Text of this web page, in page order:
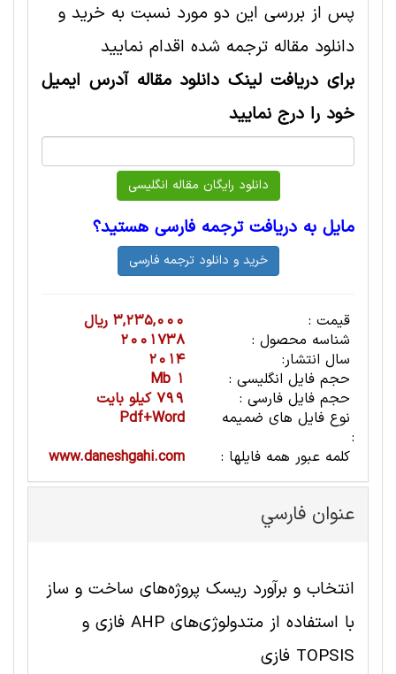
پس از بررسی این دو مورد نسبت به خرید و
دانلود مقاله ترجمه شده اقدام نمایید
برای دریافت لینک دانلود مقاله آدرس ایمیل
خود را درج نمایید
مایل به دریافت ترجمه فارسی هستید؟
قیمت :
3,235,000 ریال
شناسه محصول :
2001738
سال انتشار:
2014
حجم فایل انگلیسی :
1 Mb
حجم فایل فارسی :
799 کیلو بایت
نوع فایل های ضمیمه
:
Pdf+Word
کلمه عبور همه فایلها :
www.daneshgahi.com
عنوان فارسي
انتخاب و برآورد ریسک پروژه‌های ساخت و ساز
با استفاده از متدولوژی‌های AHP فازی و
TOPSIS فازی